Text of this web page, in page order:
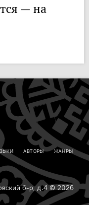
— на
АВТОРЫ ЖАНРЫ
б-р, д.4 © 2026